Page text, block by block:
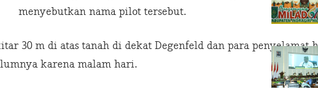
menyebutkan nama pilot tersebut.
30 m di atas tanah di dekat Degenfeld dan para penyelamat
karena malam hari.